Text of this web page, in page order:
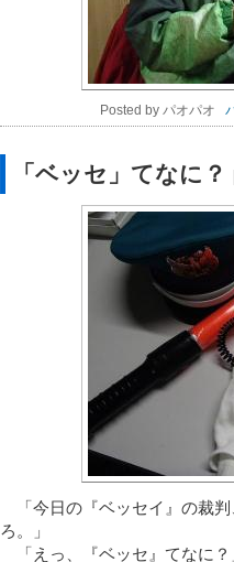
Posted by パオパオ
「ベッセ」てなに？
「今日の『ベッセイ』の裁
ろ。」
「えっ、『ベッセ』てなに？